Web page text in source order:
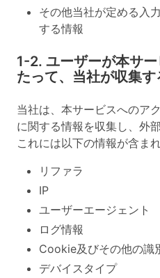
その他当社が定める入
する情報
1-2. ユーザーが本サ
たって、当社が収集す
当社は、本サービスへのア
に関する情報を収集し、外
これには以下の情報が含まれ
リファラ
IP
ユーザーエージェント
ログ情報
Cookie及びその他の識
デバイスタイプ